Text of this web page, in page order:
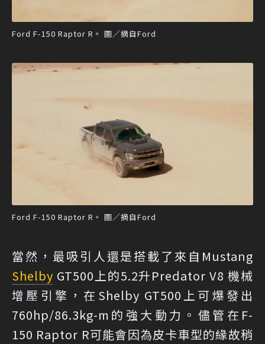
Ford F-150 Raptor R。 圖／摘自Ford
Ford F-150 Raptor R。 圖／摘自Ford
當然，最吸引人還是搭載了來自Mustang
Shelby GT500上的5.2升Predator V8 機械
增壓引擎，在Shelby GT500上可爆發出
760hp/86.3kg-m的強大動力。儘管在F-
150 Raptor R可能會因為皮卡車型的緣故稍